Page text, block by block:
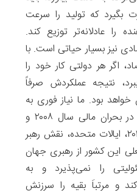
بگیرد که تولید را سرعت
را عادلانه‌تر توزیع کند.
نیز بسیار حیاتی است. با
اگر هر دولتی کار خود را
نتیجه عملکردش صرفاً
بود. ما نیاز فوری به
برنامه جهانی کاربردی داریم. در بحران مالی سال ۲۰۰۸ و
شیوع بیماری ابولا در سال ۲۰۱۴، ‌ایالات متحده، نقش رهبر
این کشور از رهبری جهان
را نمی‌پذیرد و به
و مرتباَ بقیه را سرزنش